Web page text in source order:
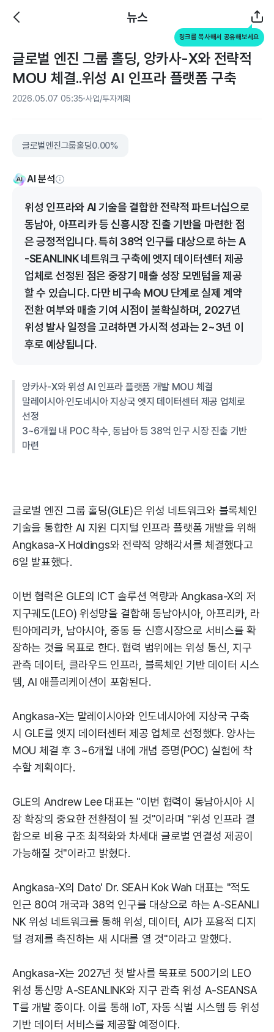
뉴스
링크를 복사해서 공유해보세요
글로벌 엔진 그룹 홀딩, 앙카사-X와 전략적
MOU 체결..위성 AI 인프라 플랫폼 구축
2026.05.07 05:35 사업/투자계획
글로벌엔진그룹홀딩0.00%
AI 분석
위성 인프라와 AI 기술을 결합한 전략적 파트너십으로
동남아, 아프리카 등 신흥시장 진출 기반을 마련한 점
은 긍정적입니다. 특히 38억 인구를 대상으로 하는 A
-SEANLINK 네트워크 구축에 엣지 데이터센터 제공
업체로 선정된 점은 중장기 매출 성장 모멘텀을 제공
할 수 있습니다. 다만 비구속 MOU 단계로 실제 계약
전환 여부와 매출 기여 시점이 불확실하며, 2027년
위성 발사 일정을 고려하면 가시적 성과는 2~3년 이
후로 예상됩니다.
앙카사-X와 위성 AI 인프라 플랫폼 개발 MOU 체결
말레이시아·인도네시아 지상국 엣지 데이터센터 제공 업체로
선정
3~6개월 내 POC 착수, 동남아 등 38억 인구 시장 진출 기반
마련
글로벌 엔진 그룹 홀딩(GLE)은 위성 네트워크와 블록체인
기술을 통합한 AI 지원 디지털 인프라 플랫폼 개발을 위해
Angkasa-X Holdings와 전략적 양해각서를 체결했다고
6일 발표했다.
이번 협력은 GLE의 ICT 솔루션 역량과 Angkasa-X의 저
지구궤도(LEO) 위성망을 결합해 동남아시아, 아프리카, 라
틴아메리카, 남아시아, 중동 등 신흥시장으로 서비스를 확
장하는 것을 목표로 한다. 협력 범위에는 위성 통신, 지구
관측 데이터, 클라우드 인프라, 블록체인 기반 데이터 시스
템, AI 애플리케이션이 포함된다.
Angkasa-X는 말레이시아와 인도네시아에 지상국 구축
시 GLE를 엣지 데이터센터 제공 업체로 선정했다. 양사는
MOU 체결 후 3~6개월 내에 개념 증명(POC) 실험에 착
수할 계획이다.
GLE의 Andrew Lee 대표는 "이번 협력이 동남아시아 시
장 확장의 중요한 전환점이 될 것"이라며 "위성 인프라 결
합으로 비용 구조 최적화와 차세대 글로벌 연결성 제공이
가능해질 것"이라고 밝혔다.
Angkasa-X의 Dato' Dr. SEAH Kok Wah 대표는 "적도
인근 80여 개국과 38억 인구를 대상으로 하는 A-SEANLI
NK 위성 네트워크를 통해 위성, 데이터, AI가 포용적 디지
털 경제를 촉진하는 새 시대를 열 것"이라고 말했다.
Angkasa-X는 2027년 첫 발사를 목표로 500기의 LEO
위성 통신망 A-SEANLINK와 지구 관측 위성 A-SEANSA
T를 개발 중이다. 이를 통해 IoT, 자동 식별 시스템 등 위성
기반 데이터 서비스를 제공할 예정이다.